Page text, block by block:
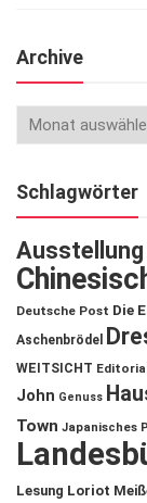
Archive
Schlagwörter
Ausstellung
Deutsche Post Die
Aschenbrödel
WEITSICHT
John Genuss
Town Japanisches
Lesung Loriot